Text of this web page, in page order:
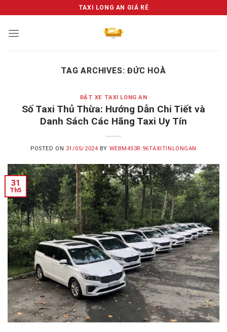
to
content
TAXI LONG AN GIÁ RẺ
TAG ARCHIVES:ĐỨC HOÀ
ĐẶT XE TAXI LONG AN
Số Taxi Thủ Thừa: Hướng Dẫn Chi Tiết và
Danh Sách Các Hãng Taxi Uy Tín
POSTED ON 31/05/2024 BY WEBM4S3R.96TAXITINLONGAN
31
Th5